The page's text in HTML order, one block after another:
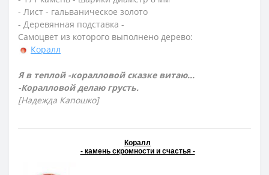
- Лист - гальваническое золото
- Деревянная подставка -
Самоцвет из которого выполнено дерево:
Коралл
Я в теплой -коралловой сказке витаю...
-Коралловой делаю грусть.
[Надежда Капошко]
Коралл
- камень скромности и счастья -